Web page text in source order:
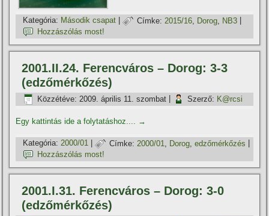
Kategória: Második csapat | Címke: 2015/16 Dorog NB3
Hozzászólás most!
2001.II.24. Ferencváros – Dorog: 3-3
(edzőmérkőzés)
Közzétéve: 2009. április 11. szombat Szerző: K@rcsi
Egy kattintás ide a folytatáshoz.... →
Kategória: 2000/01 | Címke: 2000/01 Dorog ,edzőmérkőzés
Hozzászólás most!
2001.I.31. Ferencváros – Dorog: 3-0
(edzőmérkőzés)